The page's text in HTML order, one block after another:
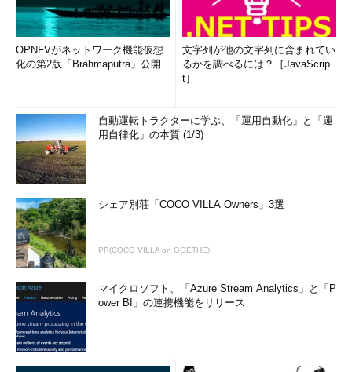
OPNFVがネットワーク機能仮想
化の第2版「Brahmaputra」公開
文字列が他の文字列に含まれてい
るかを調べるには？［JavaScrip
t］
自動運転トラクターに学ぶ、「運用自動化」と「運
用自律化」の本質 (1/3)
シェア別荘「COCO VILLA Owners」3選
PR(COCO VILLA on GOETHE)
マイクロソフト、「Azure Stream Analytics」と「P
ower BI」の連携機能をリリース